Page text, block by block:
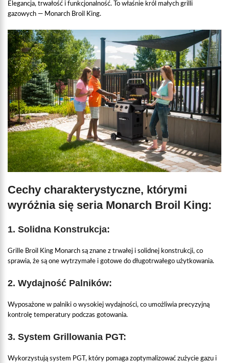
Elegancja, trwałość i funkcjonalność. To właśnie król małych grilli
gazowych — Monarch Broil King.
Cechy charakterystyczne, którymi
wyróżnia się seria Monarch Broil King:
1. Solidna Konstrukcja:
Grille Broil King Monarch są znane z trwałej i solidnej konstrukcji, co
sprawia, że są one wytrzymałe i gotowe do długotrwałego użytkowania.
2. Wydajność Palników:
Wyposażone w palniki o wysokiej wydajności, co umożliwia precyzyjną
kontrolę temperatury podczas gotowania.
3. System Grillowania PGT:
Wykorzystują system PGT, który pomaga zoptymalizować zużycie gazu i